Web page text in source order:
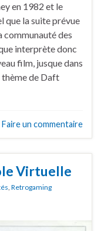
en 1982 et le
que la suite prévue
communauté des
interprète donc
film, jusque dans
thème de Daft
Faire un commentaire
Virtuelle
, Retrogaming